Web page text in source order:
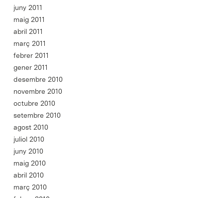
juny 2011
maig 2011
abril 2011
març 2011
febrer 2011
gener 2011
desembre 2010
novembre 2010
octubre 2010
setembre 2010
agost 2010
juliol 2010
juny 2010
maig 2010
abril 2010
març 2010